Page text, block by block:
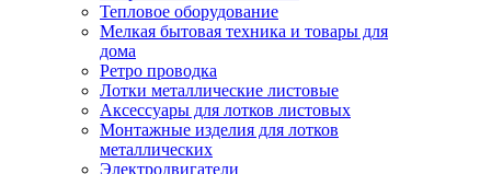
Тепловое оборудование
Мелкая бытовая техника и товары для
дома
Ретро проводка
Лотки металлические листовые
Аксессуары для лотков листовых
Монтажные изделия для лотков
металлических
Электродвигатели